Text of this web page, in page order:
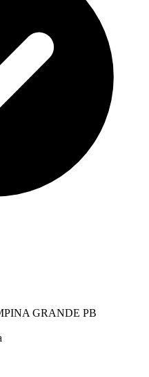
GRANDE PB